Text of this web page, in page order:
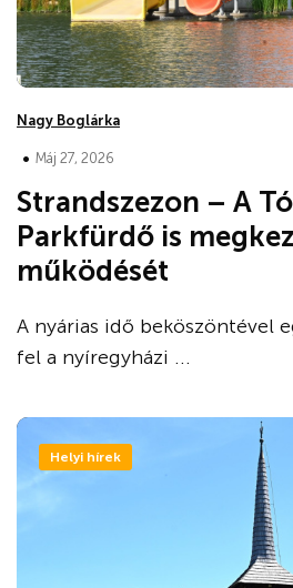
Nagy Boglárka
• Máj 27, 2026
Strandszezon – A
Parkfürdő is
működését
A nyárias idő beköszöntével
fel a nyíregyházi ...
Helyi hírek